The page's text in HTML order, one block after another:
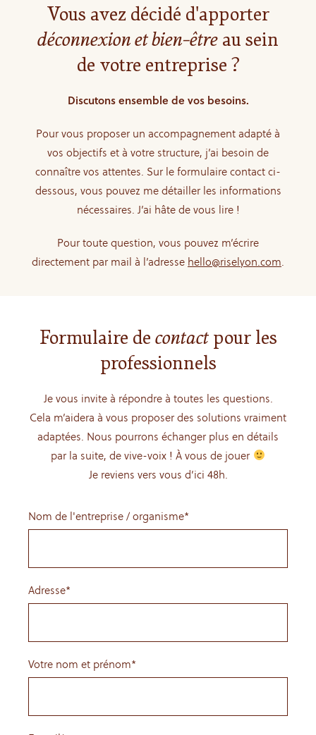
Vous avez décidé d'apporter
déconnexion et bien-êtreau sein
de votre entreprise ?
Discutons ensemble de vos besoins.
Pour vous proposer un accompagnement adapté à
vos objectifs et à votre structure, j’ai besoin de
connaître vos attentes. Sur le formulaire contact ci-
dessous, vous pouvez me détailler les informations
nécessaires. J’ai hâte de vous lire !
Pour toute question, vous pouvez m’écrire
directement par mail à l’adresse hello@riselyon.com.
Formulaire decontactpour les
professionnels
Je vous invite à répondre à toutes les questions.
Cela m’aidera à vous proposer des solutions vraiment
adaptées. Nous pourrons échanger plus en détails
par la suite, de vive-voix ! À vous de jouer
Je reviens vers vous d’ici 48h.
Nom de l'entreprise / organisme*
Adresse*
Votre nom et prénom*